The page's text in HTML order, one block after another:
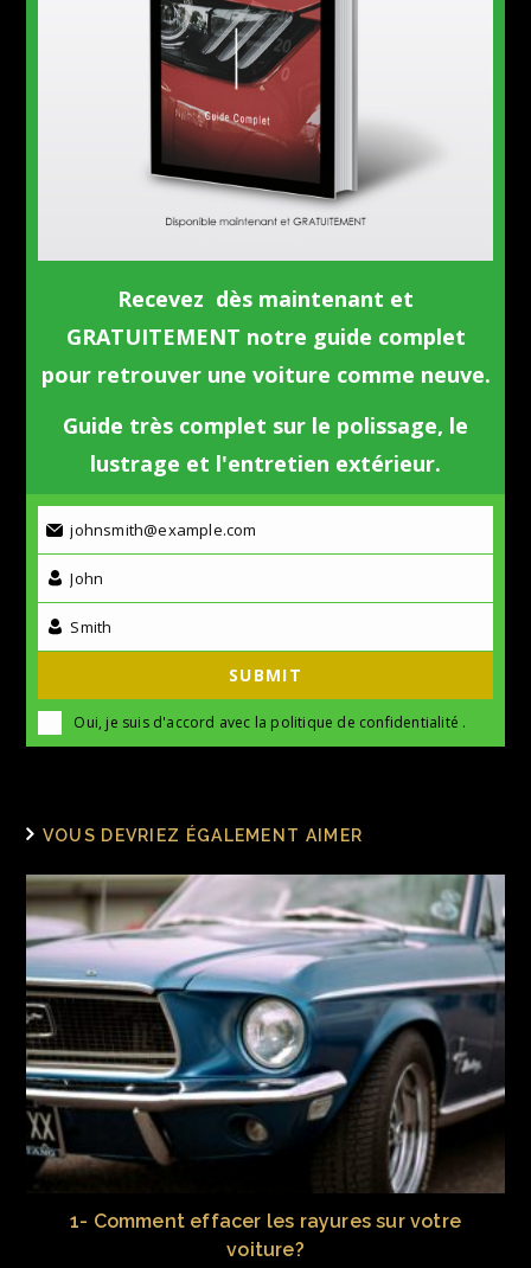
Recevez dès maintenant et
GRATUITEMENT notre guide complet
pour retrouver une voiture comme neuve.
Guide très complet sur le polissage, le
lustrage et l'entretien extérieur.
johnsmith@example.com
John
Smith
SUBMIT
Oui, je suis d'accord avec la politique de confidentialité .
VOUS DEVRIEZ ÉGALEMENT AIMER
1- Comment effacer les rayures sur votre
voiture?